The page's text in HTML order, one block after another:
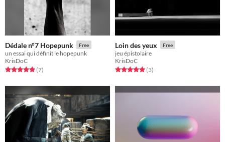
Dédale n°7 Hopepunk Free
un essai qui définit le hopepunk
KrisDoC
Rated 5.0 out of 5 stars
(7total ratings
)
Loin des yeux Free
jeu épistolaire
KrisDoC
Rated 5.0 out of 5 stars
(3total ratings
)